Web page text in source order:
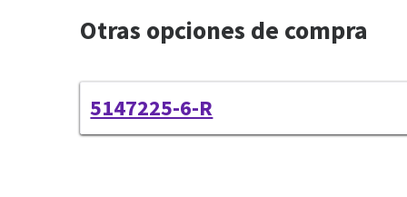
Otras opciones de compra
5147225-6-R